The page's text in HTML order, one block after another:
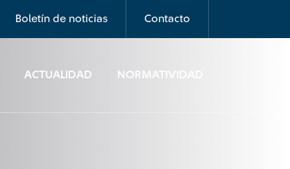
Boletín de noticias Contacto
ACTUALIDAD NORMATIVIDAD